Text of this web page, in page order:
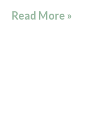
Read More »